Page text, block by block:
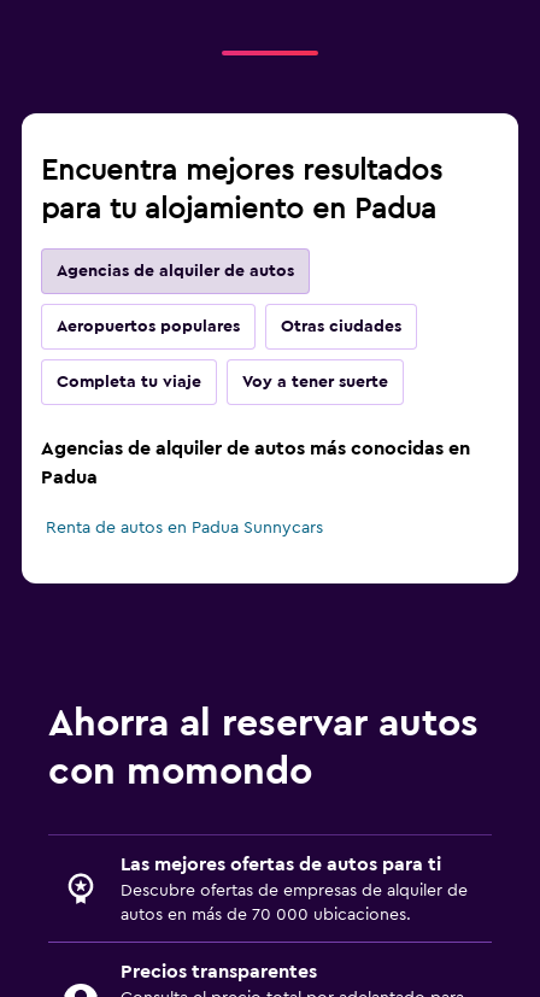
Encuentra mejores resultados
para tu alojamiento en Padua
Agencias de alquiler de autos
Aeropuertos populares Otras ciudades
Completa tu viaje Voy a tener suerte
Agencias de alquiler de autos más conocidas en
Padua
Renta de autos en Padua Sunnycars
Ahorra al reservar autos
con momondo
Las mejores ofertas de autos para ti
Descubre ofertas de empresas de alquiler de
autos en más de 70 000 ubicaciones.
Precios transparentes